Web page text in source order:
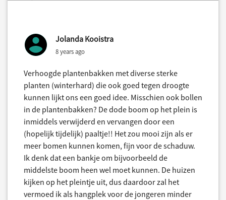
Jolanda Kooistra
8 years ago
Verhoogde plantenbakken met diverse sterke
planten (winterhard) die ook goed tegen droogte
kunnen lijkt ons een goed idee. Misschien ook bollen
in de plantenbakken? De dode boom op het plein is
inmiddels verwijderd en vervangen door een
(hopelijk tijdelijk) paaltje!! Het zou mooi zijn als er
meer bomen kunnen komen, fijn voor de schaduw.
Ik denk dat een bankje om bijvoorbeeld de
middelste boom heen wel moet kunnen. De huizen
kijken op het pleintje uit, dus daardoor zal het
vermoed ik als hangplek voor de jongeren minder